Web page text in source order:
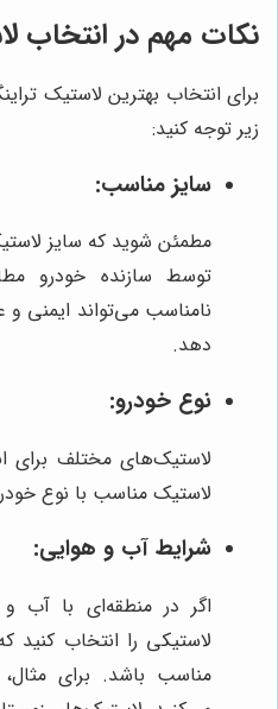
نکات مهم در انتخاب
برای انتخاب بهترین لاستیک
زیر توجه کنید:
سایز مناسب:
مطمئن شوید که سایز
توسط سازنده خودرو
نامناسب می‌تواند ایمنی و
دهد.
نوع خودرو:
لاستیک‌های مختلف برای
لاستیک مناسب با نوع
شرایط آب و هوایی:
اگر در منطقه‌ای با آب
لاستیکی را انتخاب
مناسب باشد. برای